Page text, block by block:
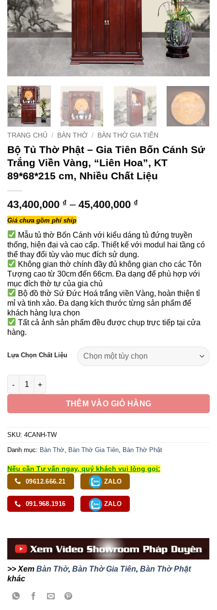
TRANG CHỦ / BÀN THỜ / BÀN THỜ GIA TIÊN
Bộ Tủ Thờ Phật – Gia Tiên Bốn Cánh Sứ
Trắng Viền Vàng, “Liên Hoa”, KT
89*68*215 cm, Nhiều Chất Liệu
43,400,000 ₫ – 45,400,000 ₫
43,400,000 ₫
đến
45,400,000 ₫
Giá chưa gồm phí ship
Mẫu tủ thờ Bốn Cánh với kiểu dáng tủ đứng truyền
thống, hiện đại và cao cấp. Thiết kế với modul hai tầng có
thể thay đổi tùy vào mục đích sử dụng.
Không gian thờ chính đầy đủ không gian cho các Tôn
Tượng cao từ 30cm đến 66cm. Đa dạng để phù hợp với
mục đích thờ tự của gia chủ
Bộ đồ thờ Sứ Đức Hoá trắng viền Vàng, hoàn thiện tỉ
mỉ và tinh xảo. Đa dạng kích thước từng sản phẩm để
khách hàng lựa chọn
Tất cả ảnh sản phẩm đều được chụp trực tiếp tại cửa
hàng.
Lựa Chọn Chất Liệu
Bộ Tủ Thờ Phật - Gia Tiên Bốn Cánh Sứ Trắng Viền Vàng,
THÊM VÀO GIỎ HÀNG
SKU: 4CANH-TW
Danh mục: Bàn Thờ, Bàn Thờ Gia Tiên, Bàn Thờ Phật
Nếu cần Tư vấn ngay, quý khách vui lòng gọi:
09612.666.21 ZALO
091.968.1916 ZALO
>> Xem Bàn Thờ, Bàn Thờ Gia Tiên, Bàn Thờ Phật
khác